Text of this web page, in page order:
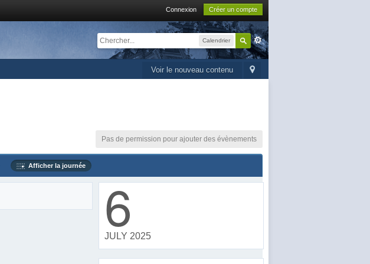
Connexion Créer un compte
Calendrier
Voir le nouveau contenu
Pas de permission pour ajouter des évènements
Afficher la journée
6
JULY 2025